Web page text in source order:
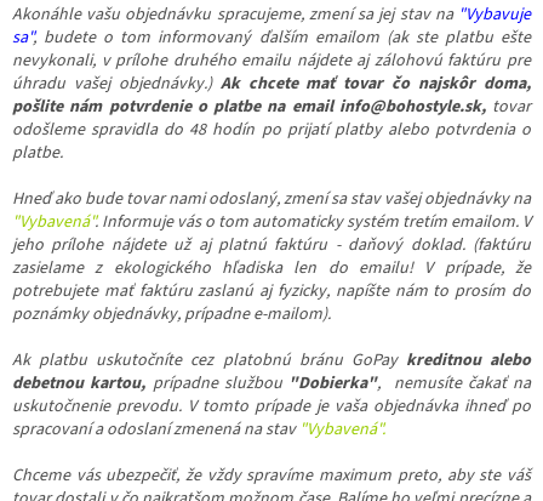
Akonáhle vašu objednávku spracujeme, zmení sa jej stav na "Vybavuje
sa", budete o tom informovaný ďalším emailom (ak ste platbu ešte
nevykonali, v prílohe druhého emailu nájdete aj zálohovú faktúru pre
úhradu vašej objednávky.) Ak chcete mať tovar čo najskôr doma,
pošlite nám potvrdenie o platbe na email info@bohostyle.sk,tovar
odošleme spravidla do 48 hodín po prijatí platby alebo potvrdenia o
platbe.
Hneď ako bude tovar nami odoslaný, zmení sa stav vašej objednávky na
"Vybavená". Informuje vás o tom automaticky systém tretím emailom. V
jeho prílohe nájdete už aj platnú faktúru - daňový doklad. (faktúru
zasielame z ekologického hľadiska len do emailu! V prípade, že
potrebujete mať faktúru zaslanú aj fyzicky, napíšte nám to prosím do
poznámky objednávky, prípadne e-mailom).
Ak platbu uskutočníte cez platobnú bránu GoPaykreditnou alebo
debetnou kartou, prípadne službou "Dobierka", nemusíte čakať na
uskutočnenie prevodu. V tomto prípade je vaša objednávka ihneď po
spracovaní a odoslaní zmenená na stav "Vybavená".
Chceme vás ubezpečiť, že vždy spravíme maximum preto, aby ste váš